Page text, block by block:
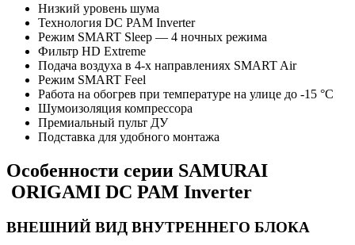
Низкий уровень шума
Технология DС PAM Inverter
Режим SMART Sleep — 4 ночных режима
Фильтр HD Extreme
Подача воздуха в 4-х направлениях SMART Air
Режим SMART Feel
Работа на обогрев при температуре на улице до -15 °С
Шумоизоляция компрессора
Премиальный пульт ДУ
Подставка для удобного монтажа
Особенности серии SAMURAI
ORIGAMI DC PAM Inverter
ВНЕШНИЙ ВИД ВНУТРЕННЕГО БЛОКА